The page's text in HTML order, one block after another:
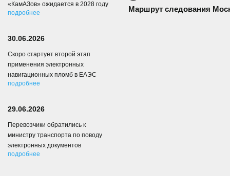
Маршрут следования
«КамАЗов» ожидается в 2028 году
подробнее
30.06.2026
Скоро стартует второй этап
применения электронных
навигационных пломб в ЕАЭС
подробнее
29.06.2026
Перевозчики обратились к
министру транспорта по поводу
электронных документов
подробнее